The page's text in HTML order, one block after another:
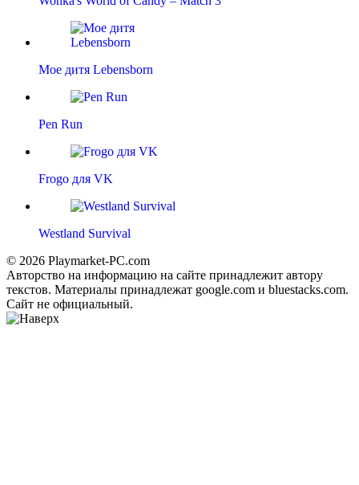
Мое дитя Lebensborn
Pen Run
Frogo для VK
Westland Survival
© 2026 Playmarket-PC.com
Авторство на информацию на сайте принадлежит автору
текстов. Материалы принадлежат google.com и bluestacks.com.
Сайт не официальный.